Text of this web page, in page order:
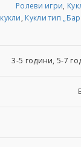
Ролеви игри,
кукли, Кукли тип
3-5 години, 5-7